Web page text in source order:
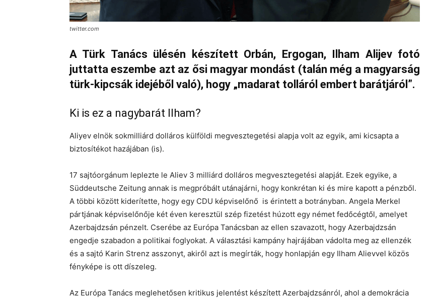
twitter.com
A Türk Tanács ülésén készített Orbán, Ergogan, Ilham Alijev fotó
juttatta eszembe azt az ősi magyar mondást (talán még a magyarság
türk-kipcsák idejéből való), hogy „madarat tolláról embert barátjáról”.
Ki is ez a nagybarát Ilham?
Aliyev elnök sokmilliárd dolláros külföldi megvesztegetési alapja volt az egyik, ami kicsapta a
biztosítékot hazájában (is).
17 sajtóorgánum leplezte le Aliev 3 milliárd dolláros megvesztegetési alapját. Ezek egyike, a
Süddeutsche Zeitung annak is megpróbált utánajárni, hogy konkrétan ki és mire kapott a pénzből.
A többi között kiderítette, hogy egy CDU képviselőnő is érintett a botrányban. Angela Merkel
pártjának képviselőnője két éven keresztül szép fizetést húzott egy német fedőcégtől, amelyet
Azerbajdzsán pénzelt. Cserébe az Európa Tanácsban az ellen szavazott, hogy Azerbajdzsán
engedje szabadon a politikai foglyokat. A választási kampány hajrájában vádolta meg az ellenzék
és a sajtó Karin Strenz asszonyt, akiről azt is megírták, hogy honlapján egy Ilham Alievvel közös
fényképe is ott díszeleg.
Az Európa Tanács meglehetősen kritikus jelentést készített Azerbajdzsánról, ahol a demokrácia